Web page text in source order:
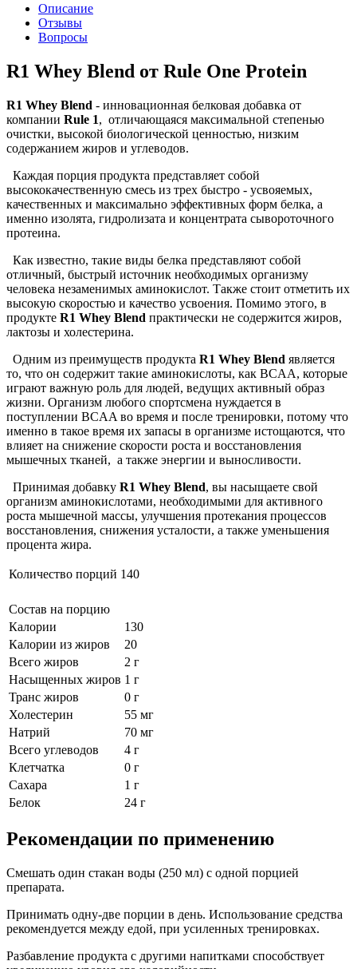
Описание
Отзывы
Вопросы
R1 Whey Blend от Rule One Protein
R1 Whey Blend - инновационная белковая добавка от
компании Rule 1, отличающаяся максимальной степенью
очистки, высокой биологической ценностью, низким
содержанием жиров и углеводов.
Каждая порция продукта представляет собой
высококачественную смесь из трех быстро - усвояемых,
качественных и максимально эффективных форм белка, а
именно изолята, гидролизата и концентрата сывороточного
протеина.
Как известно, такие виды белка представляют собой
отличный, быстрый источник необходимых организму
человека незаменимых аминокислот. Также стоит отметить их
высокую скоростью и качество усвоения. Помимо этого, в
продукте R1 Whey Blend практически не содержится жиров,
лактозы и холестерина.
Одним из преимуществ продукта R1 Whey Blend является
то, что он содержит такие аминокислоты, как BCAA, которые
играют важную роль для людей, ведущих активный образ
жизни. Организм любого спортсмена нуждается в
поступлении BCAA во время и после тренировки, потому что
именно в такое время их запасы в организме истощаются, что
влияет на снижение скорости роста и восстановления
мышечных тканей, а также энергии и выносливости.
Принимая добавку R1 Whey Blend, вы насыщаете свой
организм аминокислотами, необходимыми для активного
роста мышечной массы, улучшения протекания процессов
восстановления, снижения усталости, а также уменьшения
процента жира.
Количество порций 140
Состав на порцию
Калории
130
Калории из жиров
20
Всего жиров
2 г
Насыщенных жиров 1 г
Транс жиров
0 г
Холестерин
55 мг
Натрий
70 мг
Всего углеводов
4 г
Клетчатка
0 г
Сахара
1 г
Белок
24 г
Рекомендации по применению
Смешать один стакан воды (250 мл) с одной порцией
препарата.
Принимать одну-две порции в день. Использование средства
рекомендуется между едой, при усиленных тренировках.
Разбавление продукта с другими напитками способствует